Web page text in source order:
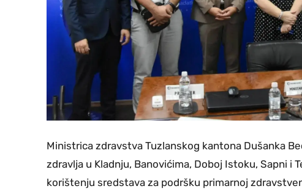
Ministrica zdravstva Tuzlanskog kantona Dušanka
zdravlja u Kladnju, Banovićima, Doboj Istoku, Sapni i
korištenju sredstava za podršku primarnoj